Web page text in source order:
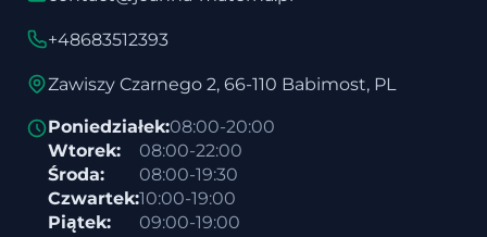
+48683512393
Zawiszy Czarnego 2, 66-110 Babimost, PL
Poniedziałek:08:00-20:00
Wtorek:
08:00-22:00
Środa:
08:00-19:30
Czwartek:10:00-19:00
Piątek:
09:00-19:00